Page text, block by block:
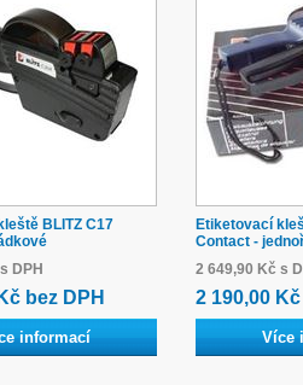
BLITZ C17
DPH
bez DPH
informací
Etiketovací
Contact -
2 649,90 Kč s
2 190,00
Více